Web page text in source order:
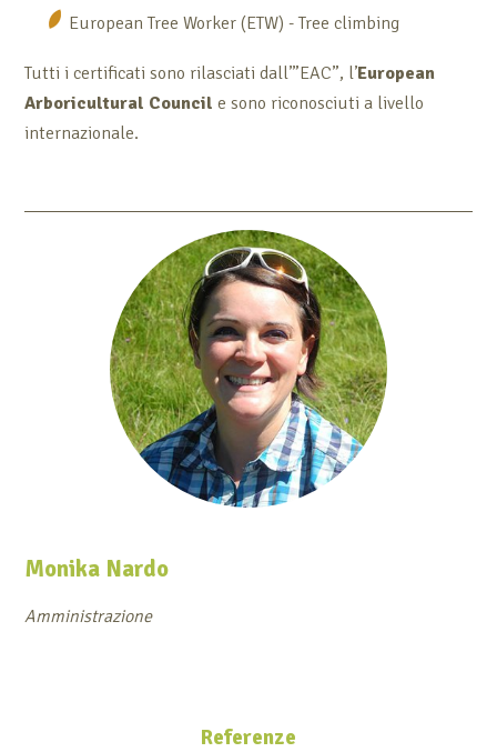
European Tree Worker (ETW) - Tree climbing
Tutti i certificati sono rilasciati dall’”EAC”, l’European
Arboricultural Councile sono riconosciuti a livello
internazionale.
Monika Nardo
Amministrazione
Referenze